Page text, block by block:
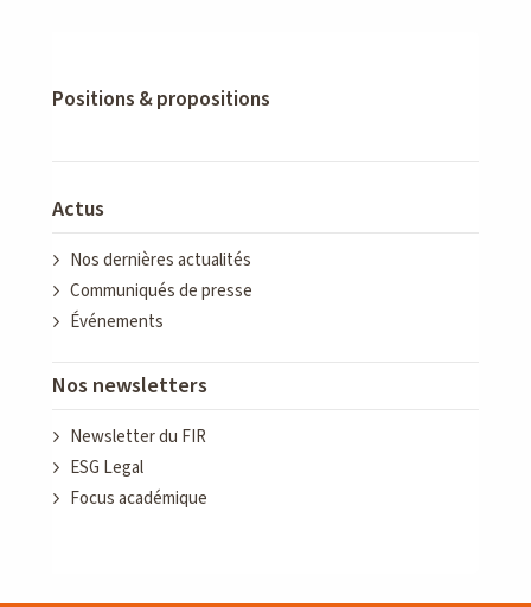
Positions & propositions
Actus
Nos dernières actualités
Communiqués de presse
Événements
Nos newsletters
Newsletter du FIR
ESG Legal
Focus académique